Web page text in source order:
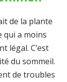
de la plante
qui a moins
légal. C’est
du sommeil.
de troubles